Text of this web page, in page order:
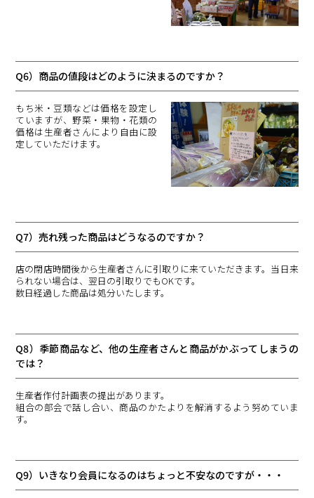
Q6）商品の値段はどのように決まるのですか？
もち米・豆類などは価格を設定し
ていますが、野菜・果物・花類の
価格は生産者さんにより自由に設
定していただけます。
Q7）売れ残った商品はどうなるのですか？
店の閉店時間後から生産者さんに引取りに来ていただきます。当日来
られない場合は、翌日の引取りでもOKです。
数日経過した商品は処分いたします。
Q8）季節商品など、他の生産者さんと商品がかぶってしまうの
では？
生産者作付計画表の提出があります。
組合の部会で話し合い、商品のかたよりを解消するよう努めていま
す。
Q9）いきなり会員になるのはちょっと不安なのですが・・・